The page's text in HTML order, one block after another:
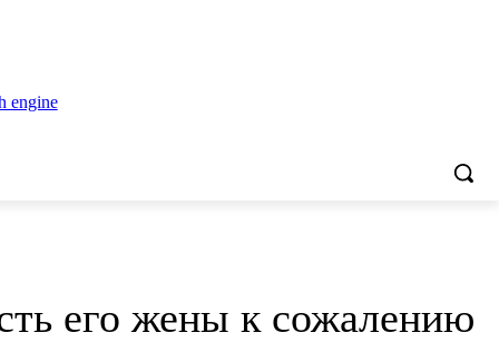
его жены к сожалению